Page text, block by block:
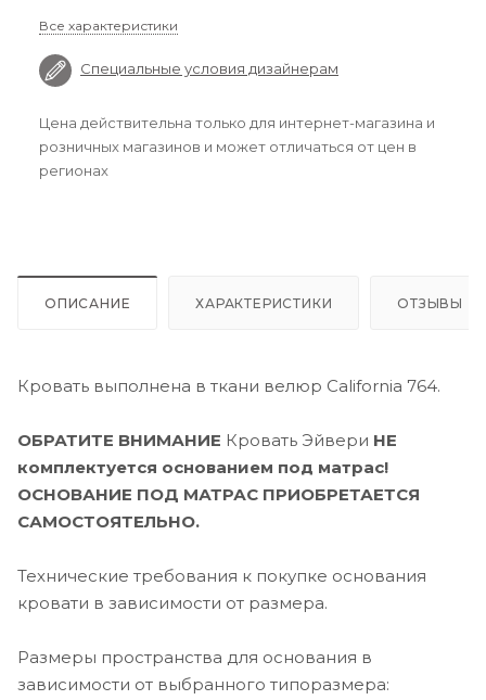
Все характеристики
Специальные условия дизайнерам
Цена действительна только для интернет-магазина и
розничных магазинов и может отличаться от цен в
регионах
ОПИСАНИЕ ХАРАКТЕРИСТИКИ ОТЗЫВЫ
Кровать выполнена в ткани велюр Сalifornia 764.
ОБРАТИТЕ ВНИМАНИЕ Кровать Эйвери НЕ
комплектуется основанием под матрас!
ОСНОВАНИЕ ПОД МАТРАС ПРИОБРЕТАЕТСЯ
САМОСТОЯТЕЛЬНО.
Технические требования к покупке основания
кровати в зависимости от размера.
Размеры пространства для основания в
зависимости от выбранного типоразмера: